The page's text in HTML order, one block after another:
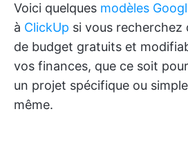
Voici quelques modèles
à ClickUp si vous recherchez
de budget gratuits et
vos finances, que ce soit
un projet spécifique ou
même.